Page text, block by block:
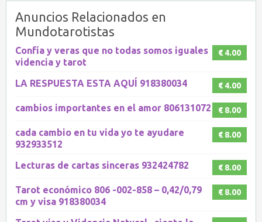
Anuncios Relacionados en
Mundotarotistas
€ 4.00
Confía y veras que no todas somos iguales
videncia y tarot
€ 4.00
LA RESPUESTA ESTA AQUÍ 918380034
€ 8.00
cambios importantes en el amor 806131072
€ 8.00
cada cambio en tu vida yo te ayudare
932933512
€ 8.00
Lecturas de cartas sinceras 932424782
€ 8.00
Tarot económico 806 -002-858 – 0,42/0,79
cm y visa 918380034